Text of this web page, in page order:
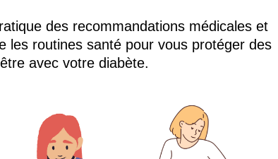
des recommandations médicales et
les routines santé pour vous protéger des
avec votre diabète.